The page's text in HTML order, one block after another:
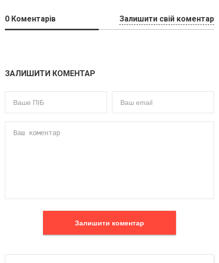
0 Коментарів Залишити свій коментар
ЗАЛИШИТИ КОМЕНТАР
Залишити коментар